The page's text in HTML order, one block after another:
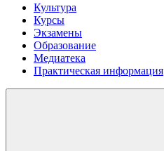
Культура
Курсы
Экзамены
Образование
Медиатека
Практическая информация